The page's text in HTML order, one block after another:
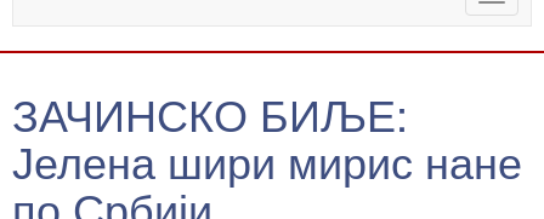
ЗАЧИНСКО БИЉЕ:
Јелена шири мирис нане